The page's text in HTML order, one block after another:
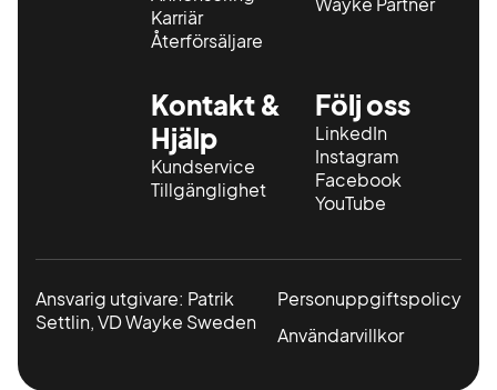
Karriär
Återförsäljare
Kontakt &
Hjälp
Kundservice
Tillgänglighet
Följ oss
LinkedIn
Instagram
Facebook
YouTube
Ansvarig utgivare: Patrik
Settlin, VD Wayke Sweden
Personuppgiftspolicy
Användarvillkor